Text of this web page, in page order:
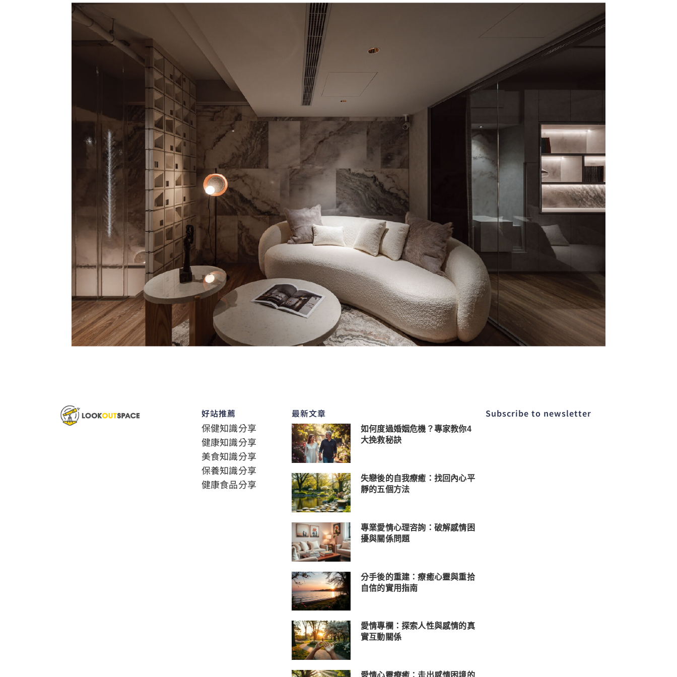
好站推薦
保健知識分享
健康知識分享
美食知識分享
保養知識分享
健康食品分享
最新文章
如何度過婚姻危機？專家教你4
大挽救秘訣
失戀後的自我療癒：找回內心平
靜的五個方法
專業愛情心理咨詢：破解感情困
擾與關係問題
分手後的重建：療癒心靈與重拾
自信的實用指南
愛情專欄：探索人性與感情的真
實互動關係
Subscribe to newsletter​